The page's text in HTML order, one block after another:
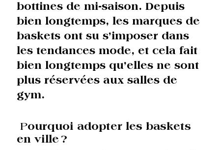
bottines de mi-saison. Depuis
bien longtemps, les marques de
baskets ont su s’imposer dans
les tendances mode, et cela fait
bien longtemps qu’elles ne sont
plus réservées aux salles de
gym.
Pourquoi adopter les baskets
en ville ?